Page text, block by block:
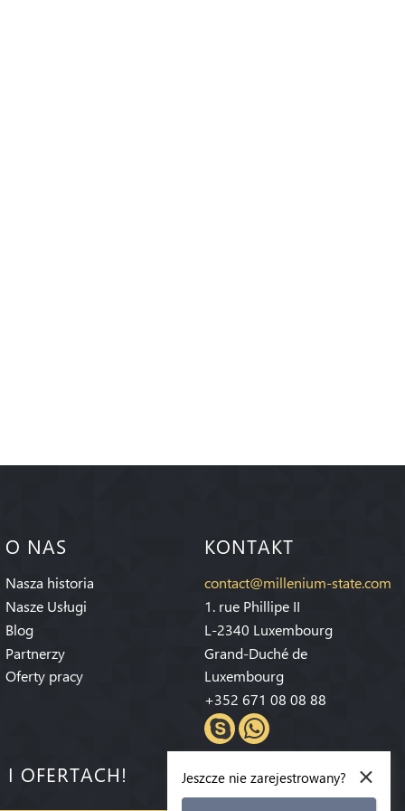
O NAS
Nasza historia
Nasze Usługi
Blog
Partnerzy
Oferty pracy
KONTAKT
contact@millenium-state.com
1. rue Phillipe II
L-2340 Luxembourg
Grand-Duché de
Luxembourg
+352 671 08 08 88
OFERTACH! ×
Jeszcze nie zarejestrowany?